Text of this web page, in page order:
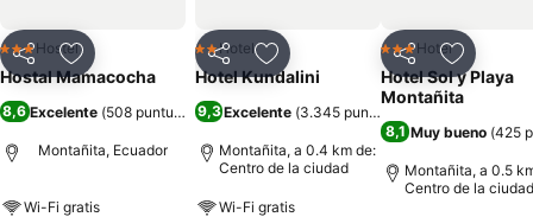
CompartirAgregar a favoritos
3 Estrellas
Hostel
Hostal Mamacocha
8,6Excelente (508 puntuaciones)
Montañita, Ecuador
Wi-Fi gratis
CompartirAgregar a favoritos
2 Estrellas
Hotel
Hotel Kundalini
9,3Excelente (3.345 puntuaciones
Montañita, a 0.4 km de:
Centro de la ciudad
Wi-Fi gratis
CompartirAgregar
3 Estrellas
Hotel
Hotel Sol y Playa
Montañita
8,1 Muy bueno (425
Montañita, a 0.5
Centro de la ciudad